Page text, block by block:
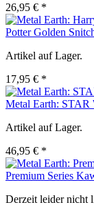
26,95 € *
Potter Golden
Artikel auf Lager.
17,95 € *
Metal Earth: STAR
Artikel auf Lager.
46,95 € *
Premium Series
Derzeit leider nicht